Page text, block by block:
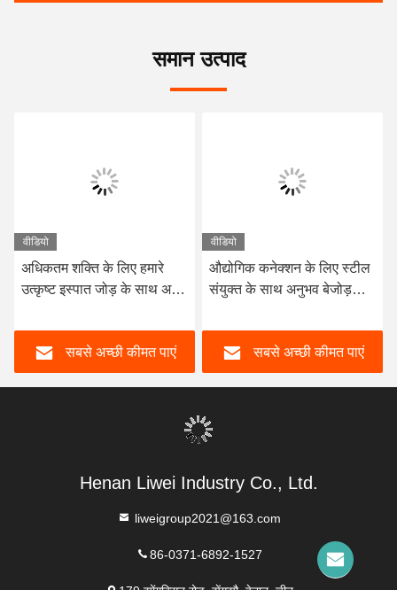
समान उत्पाद
वीडियो
अधिकतम शक्ति के लिए हमारे
उत्कृष्ट इस्पात जोड़ के साथ अपने
सबसे अच्छी कीमत पाएं
वीडियो
औद्योगिक कनेक्शन के लिए स्टील
संयुक्त के साथ अनुभव बेजोड़
सबसे अच्छी कीमत पाएं
Henan Liwei Industry Co., Ltd.
liweigroup2021@163.com
86-0371-6892-1527